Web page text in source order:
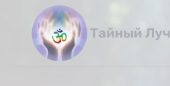
содержимому
Тайный Луч